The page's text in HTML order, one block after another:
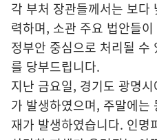
각 부처 장관들께서는 보다
력하며, 소관 주요 법안들
정부안 중심으로 처리될 수
를 당부드립니다.
지난 금요일, 경기도 광명
가 발생하였으며, 주말에는
재가 발생하였습니다. 인명